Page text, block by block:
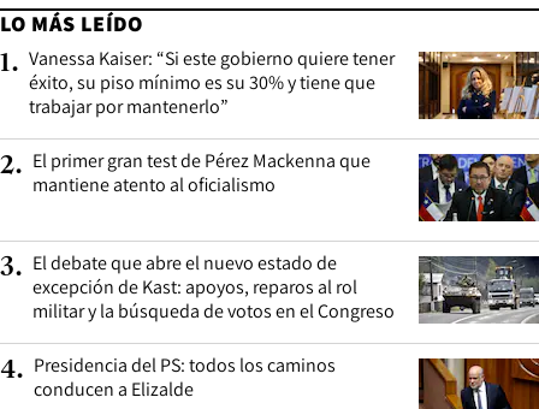
LO MÁS LEÍDO
1. Vanessa Kaiser: “Si este gobierno quiere tener
éxito, su piso mínimo es su 30% y tiene que
trabajar por mantenerlo”
2. El primer gran test de Pérez Mackenna que
mantiene atento al oficialismo
3. El debate que abre el nuevo estado de
excepción de Kast: apoyos, reparos al rol
militar y la búsqueda de votos en el Congreso
4. Presidencia del PS: todos los caminos
conducen a Elizalde